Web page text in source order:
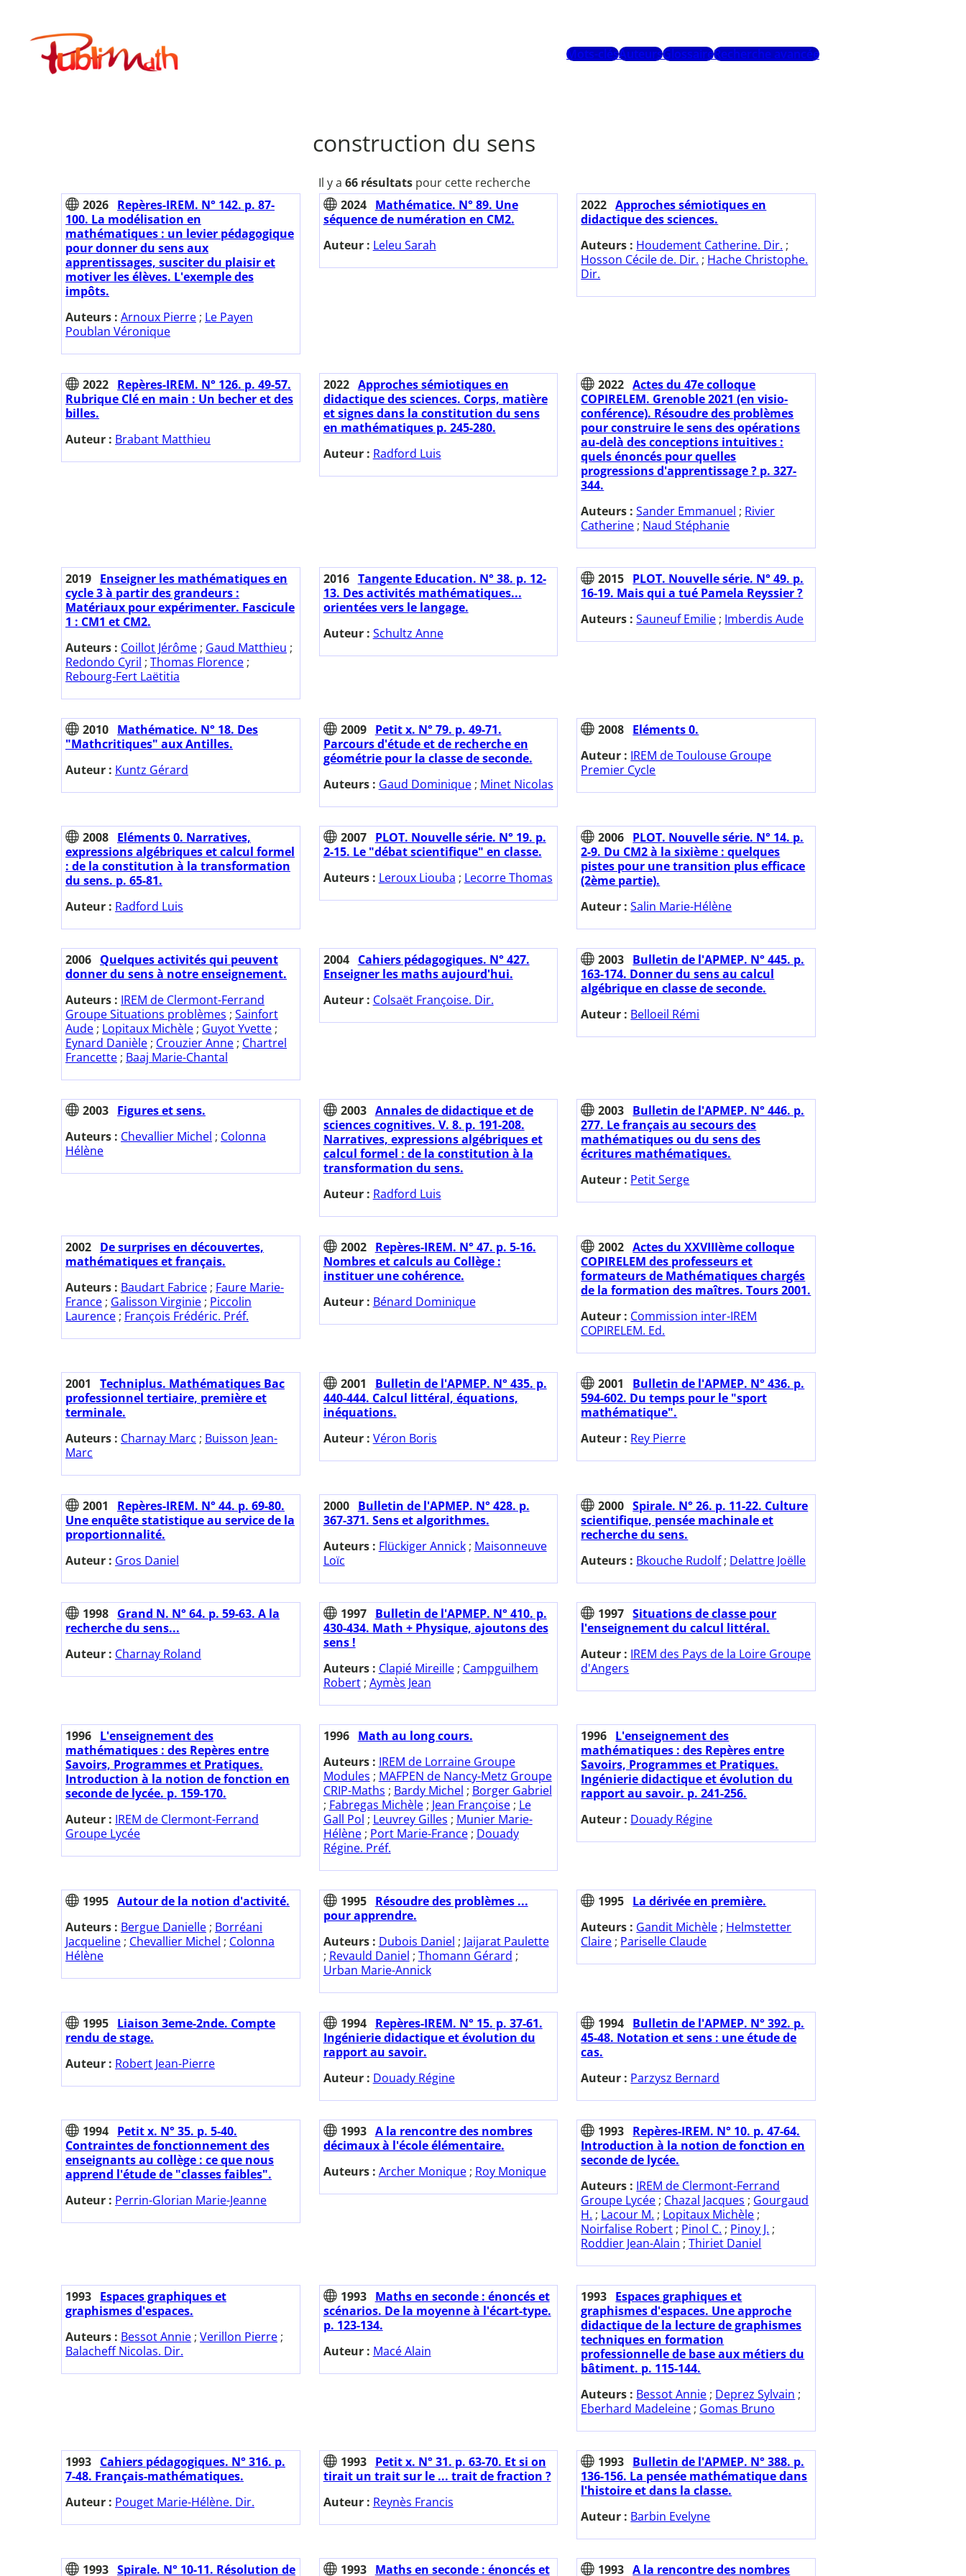
contenuPublimath
Mots-clésAuteursGlossaireRecherche avancée
construction du sens
Il y a 66 résultatspour cette recherche
2026 Repères-IREM. N° 142. p. 87-
100. La modélisation en
mathématiques : un levier pédagogique
pour donner du sens aux
apprentissages, susciter du plaisir et
motiver les élèves. L'exemple des
impôts.
Auteurs : Arnoux Pierre ; Le Payen
Poublan Véronique
2024
Mathématice. N° 89. Une
séquence de numération en CM2.
Auteur : Leleu Sarah
2022 Approches sémiotiques en
didactique des sciences.
Auteurs : Houdement Catherine. Dir. ;
Hosson Cécile de. Dir. ; Hache Christophe.
Dir.
2022 Repères-IREM. N° 126. p. 49-57.
Rubrique Clé en main : Un becher et des
billes.
Auteur : Brabant Matthieu
2022 Approches sémiotiques en
didactique des sciences. Corps, matière
et signes dans la constitution du sens
en mathématiques p. 245-280.
Auteur : Radford Luis
2022 Actes du 47e colloque
COPIRELEM. Grenoble 2021 (en visio-
conférence). Résoudre des problèmes
pour construire le sens des opérations
au-delà des conceptions intuitives :
quels énoncés pour quelles
progressions d'apprentissage ? p. 327-
344.
Auteurs :Sander Emmanuel ; Rivier
Catherine ; Naud Stéphanie
2019 Enseigner les mathématiques en
cycle 3 à partir des grandeurs :
Matériaux pour expérimenter. Fascicule
1 : CM1 et CM2.
Auteurs : Coillot Jérôme ; Gaud Matthieu ;
Redondo Cyril ; Thomas Florence ;
Rebourg-Fert Laëtitia
2016 Tangente Education. N° 38. p. 12-
13. Des activités mathématiques...
orientées vers le langage.
Auteur : Schultz Anne
2015 PLOT. Nouvelle série. N° 49. p.
16-19. Mais qui a tué Pamela Reyssier ?
Auteurs :Sauneuf Emilie ; Imberdis Aude
2010 Mathématice. N° 18. Des
"Mathcritiques" aux Antilles.
Auteur : Kuntz Gérard
2009
Petit x. N° 79. p. 49-71.
Parcours d'étude et de recherche en
géométrie pour la classe de seconde.
Auteurs : Gaud Dominique; Minet Nicolas
2008 Eléments 0.
Auteur : IREM de Toulouse Groupe
Premier Cycle
2008 Eléments 0. Narratives,
expressions algébriques et calcul formel
: de la constitution à la transformation
du sens. p. 65-81.
Auteur : Radford Luis
2007
PLOT. Nouvelle série. N° 19. p.
2-15. Le "débat scientifique" en classe.
Auteurs : Leroux Liouba ; Lecorre Thomas
2006 PLOT. Nouvelle série. N° 14. p.
2-9. Du CM2 à la sixième : quelques
pistes pour une transition plus efficace
(2ème partie).
Auteur :Salin Marie-Hélène
2006 Quelques activités qui peuvent
donner du sens à notre enseignement.
Auteurs : IREM de Clermont-Ferrand
Groupe Situations problèmes ; Sainfort
Aude ; Lopitaux Michèle ; Guyot Yvette ;
Eynard Danièle ; Crouzier Anne ; Chartrel
Francette ; Baaj Marie-Chantal
2004
Cahiers pédagogiques. N° 427.
Enseigner les maths aujourd'hui.
Auteur : Colsaët Françoise. Dir.
2003 Bulletin de l'APMEP. N° 445. p.
163-174. Donner du sens au calcul
algébrique en classe de seconde.
Auteur : Belloeil Rémi
2003 Figures et sens.
Auteurs : Chevallier Michel ; Colonna
Hélène
2003 Annales de didactique et de
sciences cognitives. V. 8. p. 191-208.
Narratives, expressions algébriques et
calcul formel : de la constitution à la
transformation du sens.
Auteur : Radford Luis
2003 Bulletin de l'APMEP. N° 446. p.
277. Le français au secours des
mathématiques ou du sens des
écritures mathématiques.
Auteur : Petit Serge
2002 De surprises en découvertes,
mathématiques et français.
Auteurs : Baudart Fabrice ; Faure Marie-
France ; Galisson Virginie ; Piccolin
Laurence ; François Frédéric. Préf.
2002
Repères-IREM. N° 47. p. 5-16.
Nombres et calculs au Collège :
instituer une cohérence.
Auteur : Bénard Dominique
2002 Actes du XXVIIIème colloque
COPIRELEM des professeurs et
formateurs de Mathématiques chargés
de la formation des maîtres. Tours 2001.
Auteur : Commission inter-IREM
COPIRELEM. Ed.
2001
Techniplus. Mathématiques Bac
professionnel tertiaire, première et
terminale.
Auteurs : Charnay Marc ; Buisson Jean-
Marc
2001
Bulletin de l'APMEP. N° 435. p.
440-444. Calcul littéral, équations,
inéquations.
Auteur : Véron Boris
2001
Bulletin de l'APMEP. N° 436. p.
594-602. Du temps pour le "sport
mathématique".
Auteur : Rey Pierre
2001
Repères-IREM. N° 44. p. 69-80.
Une enquête statistique au service de la
proportionnalité.
Auteur : Gros Daniel
2000
Bulletin de l'APMEP. N° 428. p.
367-371. Sens et algorithmes.
Auteurs : Flückiger Annick; Maisonneuve
Loïc
2000 Spirale. N° 26. p. 11-22. Culture
scientifique, pensée machinale et
recherche du sens.
Auteurs : Bkouche Rudolf; Delattre Joëlle
1998 Grand N. N° 64. p. 59-63. A la
recherche du sens...
Auteur : Charnay Roland
1997
Bulletin de l'APMEP. N° 410. p.
430-434. Math + Physique, ajoutons des
sens !
Auteurs : Clapié Mireille; Campguilhem
Robert; Aymès Jean
1997 Situations de classe pour
l'enseignement du calcul littéral.
Auteur : IREM des Pays de la Loire Groupe
d'Angers
1996 L'enseignement des
mathématiques : des Repères entre
Savoirs, Programmes et Pratiques.
Introduction à la notion de fonction en
seconde de lycée. p. 159-170.
Auteur : IREM de Clermont-Ferrand
Groupe Lycée
1996
Math au long cours.
Auteurs : IREM de Lorraine Groupe
Modules ; MAFPEN de Nancy-Metz Groupe
CRIP-Maths ; Bardy Michel ; Borger Gabriel
; Fabregas Michèle; Jean Françoise; Le
Gall Pol ; Leuvrey Gilles ; Munier Marie-
Hélène; Port Marie-France; Douady
Régine. Préf.
1996 L'enseignement des
mathématiques : des Repères entre
Savoirs, Programmes et Pratiques.
Ingénierie didactique et évolution du
rapport au savoir. p. 241-256.
Auteur : Douady Régine
1995 Autour de la notion d'activité.
Auteurs : Bergue Danielle ; Borréani
Jacqueline ; Chevallier Michel ; Colonna
Hélène
1995
Résoudre des problèmes ...
pour apprendre.
Auteurs : Dubois Daniel ; Jaijarat Paulette
; Revauld Daniel ; Thomann Gérard ;
Urban Marie-Annick
1995 La dérivée en première.
Auteurs : Gandit Michèle ; Helmstetter
Claire ; Pariselle Claude
1995 Liaison 3eme-2nde. Compte
rendu de stage.
Auteur : Robert Jean-Pierre
1994
Repères-IREM. N° 15. p. 37-61.
Ingénierie didactique et évolution du
rapport au savoir.
Auteur : Douady Régine
1994 Bulletin de l'APMEP. N° 392. p.
45-48. Notation et sens : une étude de
cas.
Auteur : Parzysz Bernard
1994 Petit x. N° 35. p. 5-40.
Contraintes de fonctionnement des
enseignants au collège : ce que nous
apprend l'étude de "classes faibles".
Auteur : Perrin-Glorian Marie-Jeanne
1993 A la rencontre des nombres
décimaux à l'école élémentaire.
Auteurs : Archer Monique; Roy Monique
1993 Repères-IREM. N° 10. p. 47-64.
Introduction à la notion de fonction en
seconde de lycée.
Auteurs : IREM de Clermont-Ferrand
Groupe Lycée ; Chazal Jacques ; Gourgaud
H. ; Lacour M. ; Lopitaux Michèle ;
Noirfalise Robert ; Pinol C. ; Pinoy J. ;
Roddier Jean-Alain ;Thiriet Daniel
1993 Espaces graphiques et
graphismes d'espaces.
Auteurs : Bessot Annie ; Verillon Pierre ;
Balacheff Nicolas. Dir.
1993
Maths en seconde : énoncés et
scénarios. De la moyenne à l'écart-type.
p. 123-134.
Auteur : Macé Alain
1993 Espaces graphiques et
graphismes d'espaces. Une approche
didactique de la lecture de graphismes
techniques en formation
professionnelle de base aux métiers du
bâtiment. p. 115-144.
Auteurs : Bessot Annie ; Deprez Sylvain ;
Eberhard Madeleine ; Gomas Bruno
1993 Cahiers pédagogiques. N° 316. p.
7-48. Français-mathématiques.
Auteur : Pouget Marie-Hélène. Dir.
1993
Petit x. N° 31. p. 63-70. Et si on
tirait un trait sur le ... trait de fraction ?
Auteur : Reynès Francis
1993 Bulletin de l'APMEP. N° 388. p.
136-156. La pensée mathématique dans
l'histoire et dans la classe.
Auteur : Barbin Evelyne
1993 Spirale. N° 10-11. Résolution de 1993 Maths en seconde : énoncés et 1993 A la rencontre des nombres